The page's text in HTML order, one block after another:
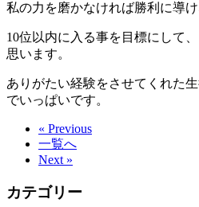
私の力を磨かなければ勝利に導け
10位以内に入る事を目標にして
思います。
ありがたい経験をさせてくれた
でいっぱいです。
« Previous
一覧へ
Next »
カテゴリー